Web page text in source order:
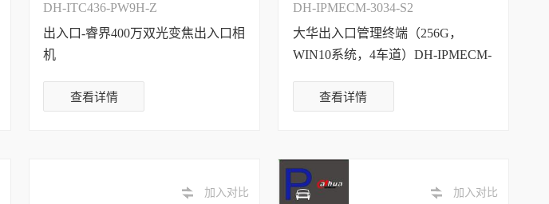
DH-ITC436-PW9H-Z
出入口-睿界400万双光变焦出入口相
机
查看详情
DH-IPMECM-3034-S2
大华出入口管理终端（256G，
WIN10系统，4车道）DH-IPMECM-
查看详情
加入对比 加入对比